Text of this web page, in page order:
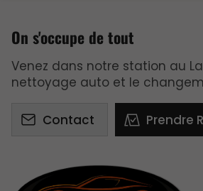
On s'occupe de tout
Venez dans notre station au
nettoyage auto et le
Contact Prendre